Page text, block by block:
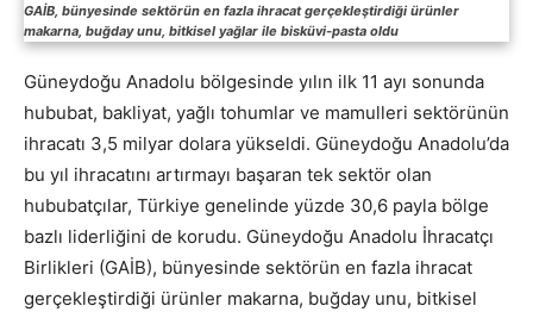
GAİB, bünyesinde sektörün en fazla ihracat gerçekleştirdiği ürünler
makarna, buğday unu, bitkisel yağlar ile bisküvi-pasta oldu
Güneydoğu Anadolu bölgesinde yılın ilk 11 ayı sonunda
hububat, bakliyat, yağlı tohumlar ve mamulleri sektörünün
ihracatı 3,5 milyar dolara yükseldi. Güneydoğu Anadolu’da
bu yıl ihracatını artırmayı başaran tek sektör olan
hububatçılar, Türkiye genelinde yüzde 30,6 payla bölge
bazlı liderliğini de korudu. Güneydoğu Anadolu İhracatçı
Birlikleri (GAİB), bünyesinde sektörün en fazla ihracat
gerçekleştirdiği ürünler makarna, buğday unu, bitkisel